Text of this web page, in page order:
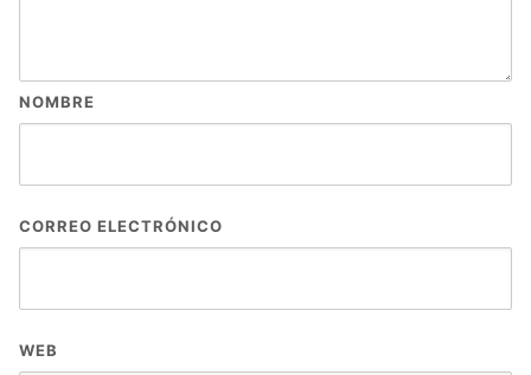
NOMBRE
CORREO ELECTRÓNICO
WEB